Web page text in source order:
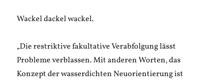
Wackel dackel wackel.
„Die restriktive fakultative Verabfolgung lässt
Probleme verblassen. Mit anderen Worten, das
Konzept der wasserdichten Neuorientierung ist